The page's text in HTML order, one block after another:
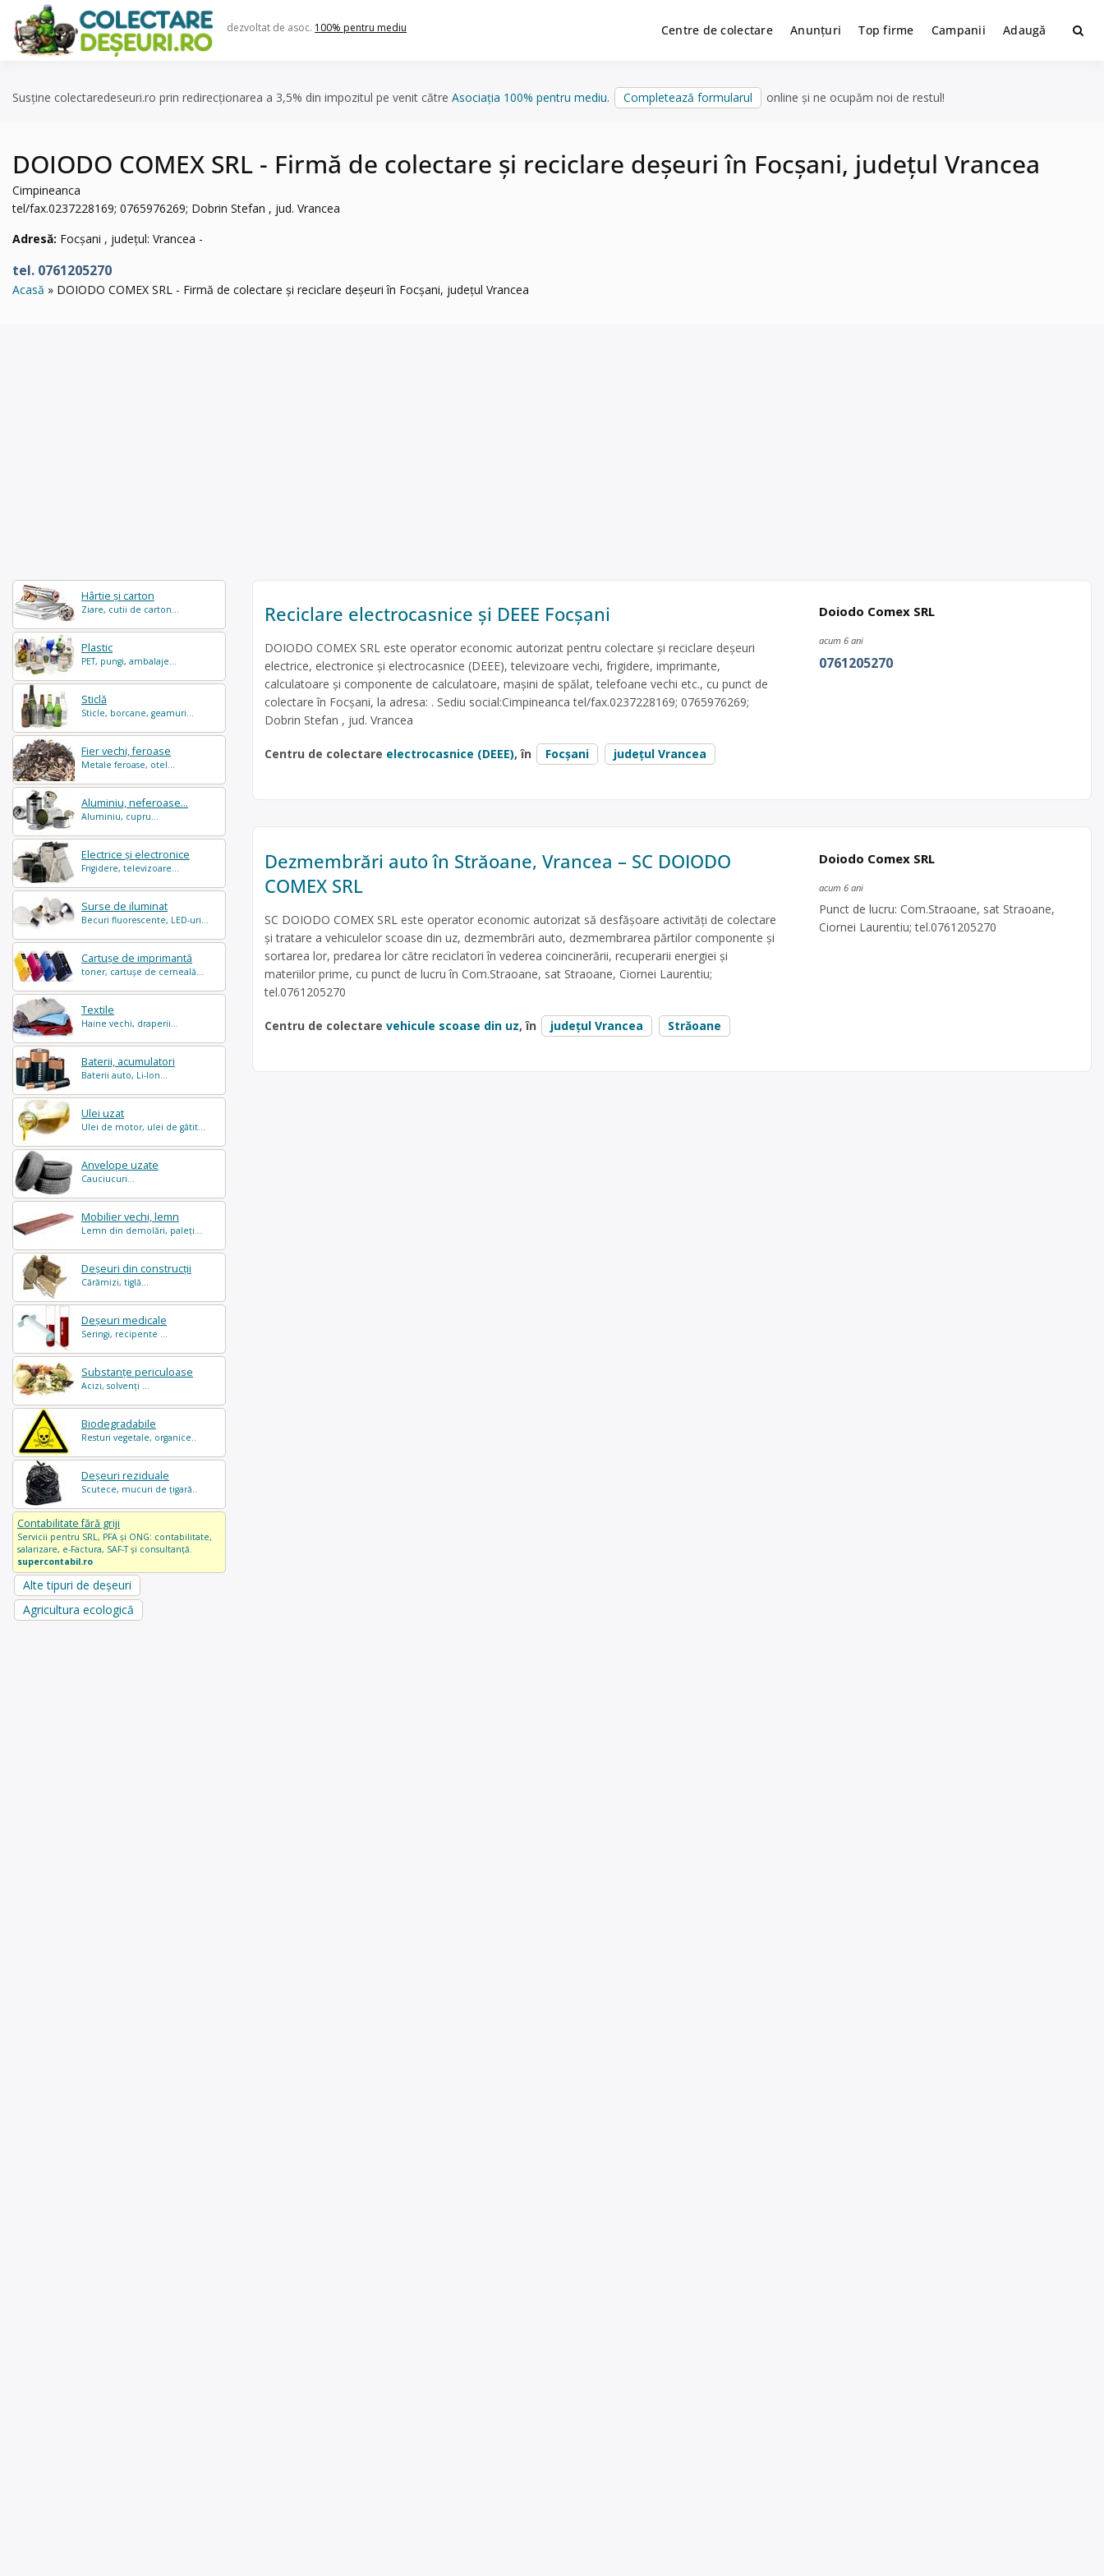
content
dezvoltat de asoc. 100% pentru mediu Centre de colectare Anunțuri Top firme Campanii Adaugă
Susține colectaredeseuri.ro prin redirecționarea a 3,5% din impozitul pe venit către Asociația 100% pentru mediu. Completează formularul online și ne ocupăm noi de restul!
DOIODO COMEX SRL - Firmă de colectare și reciclare deșeuri în Focșani, județul Vrancea
Cimpineanca
tel/fax.0237228169; 0765976269; Dobrin Stefan , jud. Vrancea
Adresă: Focșani , județul: Vrancea -
tel. 0761205270
Acasă DOIODO COMEX SRL - Firmă de colectare și reciclare deșeuri în Focșani, județul Vrancea
Hârtie și carton
Ziare, cutii de carton...
Plastic
PET, pungi, ambalaje...
Sticlă
Sticle, borcane, geamuri...
Fier vechi, feroase
Metale feroase, otel...
Aluminiu, neferoase...
Aluminiu, cupru...
Electrice și electronice
Frigidere, televizoare...
Surse de iluminat
Becuri fluorescente, LED-uri...
Cartușe de imprimantă
toner, cartușe de cerneală...
Textile
Haine vechi, draperii...
Baterii, acumulatori
Baterii auto, Li-Ion...
Ulei uzat
Ulei de motor, ulei de gătit...
Anvelope uzate
Cauciucuri...
Mobilier vechi, lemn
Lemn din demolări, paleți...
Deșeuri din construcții
Cărămizi, tiglă...
Deșeuri medicale
Seringi, recipente ...
Substanțe periculoase
Acizi, solvenți ...
Biodegradabile
Resturi vegetale, organice..
Deșeuri reziduale
Scutece, mucuri de țigară..
Contabilitate fără griji
Servicii pentru SRL, PFA și ONG: contabilitate,
salarizare, e-Factura, SAF-T și consultanță.
supercontabil.ro
Alte tipuri de deșeuri
Agricultura ecologică
Reciclare electrocasnice și DEEE Focșani
DOIODO COMEX SRL este operator economic autorizat pentru colectare și reciclare deșeuri
electrice, electronice și electrocasnice (DEEE), televizoare vechi, frigidere, imprimante,
calculatoare și componente de calculatoare, mașini de spălat, telefoane vechi etc., cu punct de
colectare în Focșani, la adresa: . Sediu social:Cimpineanca tel/fax.0237228169; 0765976269;
Dobrin Stefan , jud. Vrancea
Centru de colectare electrocasnice (DEEE), în Focșani județul Vrancea
Doiodo Comex SRL
acum 6 ani
0761205270
Dezmembrări auto în Străoane, Vrancea – SC DOIODO
COMEX SRL
SC DOIODO COMEX SRL este operator economic autorizat să desfăşoare activităţi de colectare
şi tratare a vehiculelor scoase din uz, dezmembrări auto, dezmembrarea părtilor componente și
sortarea lor, predarea lor către reciclatori în vederea coincinerării, recuperarii energiei și
materiilor prime, cu punct de lucru în Com.Straoane, sat Straoane, Ciornei Laurentiu;
tel.0761205270
Centru de colectare vehicule scoase din uz, în județul Vrancea Străoane
Doiodo Comex SRL
acum 6 ani
Punct de lucru: Com.Straoane, sat Straoane,
Ciornei Laurentiu; tel.0761205270